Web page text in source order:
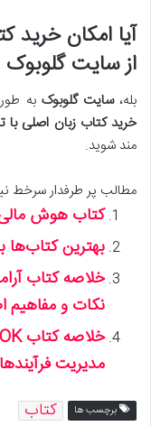
آیا امکان خرید
از سایت گلوبوک
بله،سایت گلوبوک به
خرید کتاب زبان اصلی
مند شوید.
مطالب پر طرفدار سرخط
کتاب هوش
بهترین
خلاصه کتاب
نکات و مفاهیم
مدیریت فرآیندها
برچسب ها کتاب